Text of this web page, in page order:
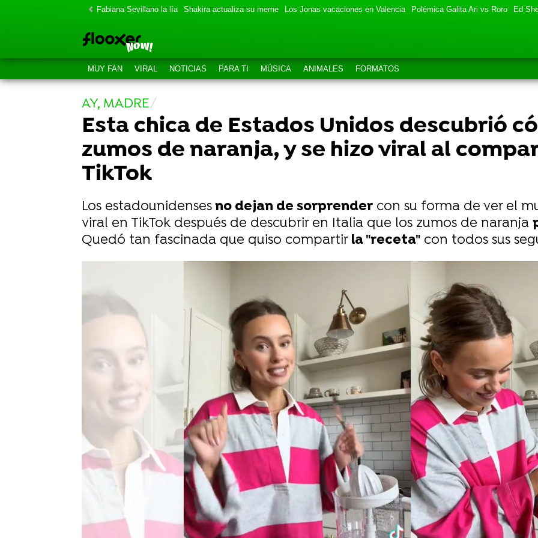
Fabiana Sevillano la lía Shakira actualiza su meme Los Jonas vacaciones en Valencia Polémica Galita Ari vs Roro Ed
MUY FAN VIRAL NOTICIAS PARA TI MÚSICA ANIMALES FORMATOS
AY, MADRE
Esta chica de Estados Unidos descubrió
zumos de naranja, y se hizo viral al
TikTok
Los estadounidensesno dejan de sorprender con su forma de ver el
viral en TikTok después de descubrir en Italia que los zumos de naranja
Quedó tan fascinada que quiso compartir la "receta" con todos sus
Asier Duque
22 de mayo de 2023, 10:54 Whatsapp
Facebook
X
Viendo lo que se hace viral en las redes sociales, cualquiera diría
que las personas que han nacido en Estados Unidos viven en un